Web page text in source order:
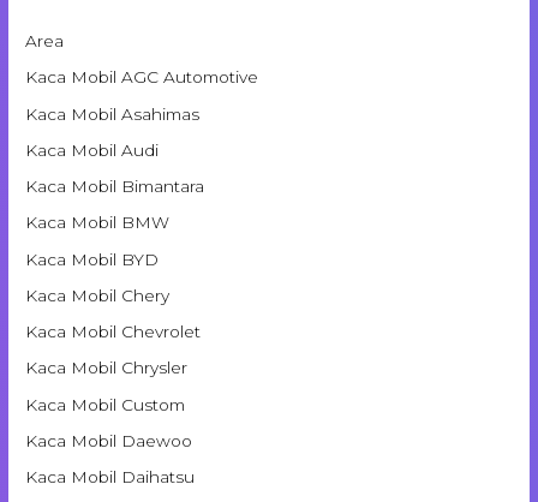
Area
Kaca Mobil AGC Automotive
Kaca Mobil Asahimas
Kaca Mobil Audi
Kaca Mobil Bimantara
Kaca Mobil BMW
Kaca Mobil BYD
Kaca Mobil Chery
Kaca Mobil Chevrolet
Kaca Mobil Chrysler
Kaca Mobil Custom
Kaca Mobil Daewoo
Kaca Mobil Daihatsu